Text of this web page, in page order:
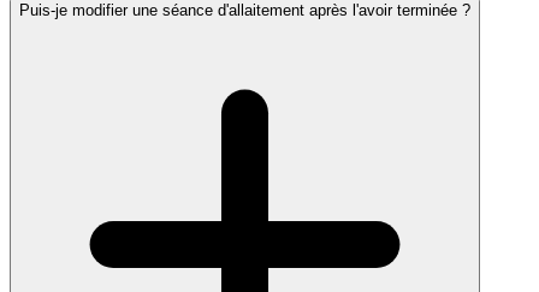
Puis-je modifier une séance d'allaitement après l'avoir terminée ?